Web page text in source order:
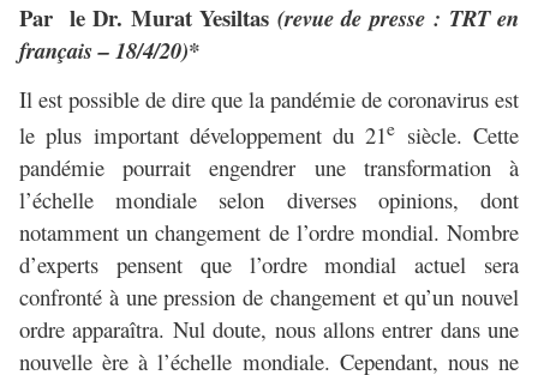
Par le Dr. Murat Yesiltas (revue de presse : TRT en
français –18/4/20)*
Il est possible de dire que la pandémie de coronavirus est
le plus important développement du 21e siècle. Cette
pandémie pourrait engendrer une transformation à
l’échelle mondiale selon diverses opinions, dont
notamment un changement de l’ordre mondial. Nombre
d’experts pensent que l’ordre mondial actuel sera
confronté à une pression de changement et qu’un nouvel
ordre apparaîtra. Nul doute, nous allons entrer dans une
nouvelle ère à l’échelle mondiale. Cependant, nous ne